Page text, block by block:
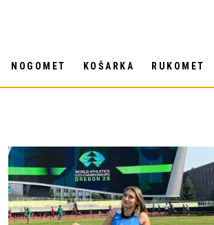
NOGOMET KOŠARKA RUKOMET